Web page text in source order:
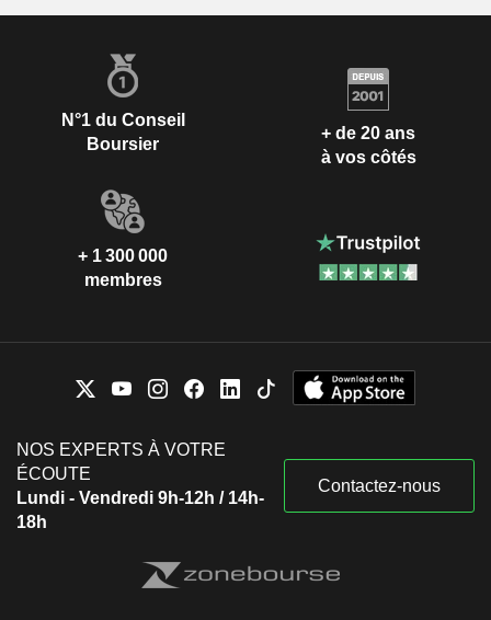
N°1 du Conseil
Boursier
+ de 20 ans
à vos côtés
+ 1 300 000
membres
NOS EXPERTS À VOTRE
ÉCOUTE
Lundi - Vendredi 9h-12h / 14h-
18h
Contactez-nous